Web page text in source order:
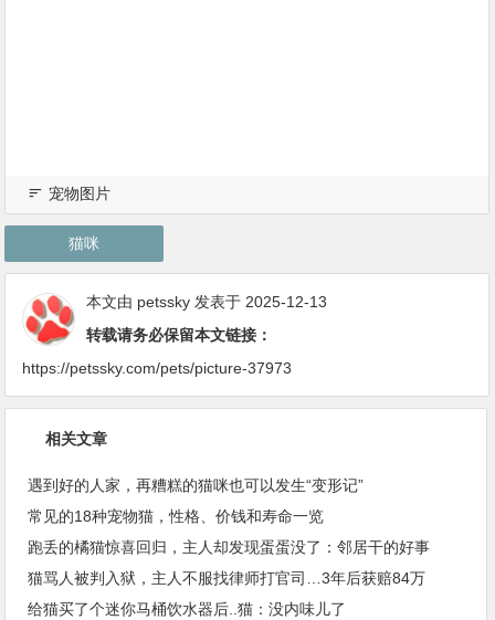
宠物图片
猫咪
本文由 petssky 发表于 2025-12-13
转载请务必保留本文链接：
https://petssky.com/pets/picture-37973
相关文章
遇到好的人家，再糟糕的猫咪也可以发生“变形记”
常见的18种宠物猫，性格、价钱和寿命一览
跑丢的橘猫惊喜回归，主人却发现蛋蛋没了：邻居干的好事
猫骂人被判入狱，主人不服找律师打官司…3年后获赔84万
给猫买了个迷你马桶饮水器后..猫：没内味儿了